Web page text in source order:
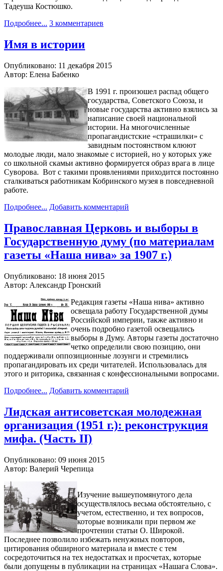
Тадеуша Костюшко.
Подробнее... 3 комментариев
Имя в истории
Опубликовано: 11 декабря 2015
Автор: Елена Бабенко
В 1991 г. произошел распад общего
государства, Советского Союза, и
новые государства активно взялись за
написание своей национальной
истории. На многочисленные
пропагандистские «страшилки» с
завидным постоянством клюют
молодые люди, мало знакомые с историей, но у которых уже
со школьной скамьи активно формируется образ врага в лице
Суворова. Вот с такими проявлениями приходится постоянно
сталкиваться работникам Кобринского музея в повседневной
работе.
Подробнее... Добавить комментарий
Православная Церковь и выборы в
Государственную думу (по материалам
газеты «Наша нива» за 1907 г.)
Опубликовано: 18 июня 2015
Автор: Александр Гронский
Редакция газеты «Наша нива» активно
освещала работу Государственной думы
Российской империи, также активно и
очень подробно газетой освещались
выборы в Думу. Авторы газеты достаточно
четко определили свою позицию, они
поддерживали оппозиционные лозунги и стремились
пропагандировать их среди читателей. Использовалась для
этого и риторика, связанная с конфессиональными вопросами.
Подробнее... Добавить комментарий
Лидская антисоветская молодежная
организация (1951 г.): реконструкция
мифа. (Часть II)
Опубликовано: 09 июня 2015
Автор: Валерий Черепица
Изучение вышеупомянутого дела
осуществлялось весьма обстоятельно, с
учетом, естественно, и тех вопросов,
которые возникали при первом же
прочтении статьи О. Широкой.
Последнее позволило избежать ненужных повторов,
цитирования обширного материала и вместе с тем
сосредоточиться на тех недостатках и просчетах, которые
были допущены в публикации на страницах «Нашага Слова».